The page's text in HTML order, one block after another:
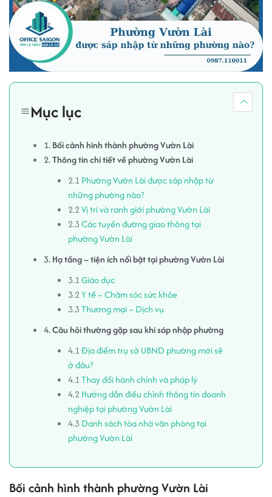
Mục lục
1.Bối cảnh hình thành phường Vườn Lài
2.Thông tin chi tiết về phường Vườn Lài
2.1Phường Vườn Lài được sáp nhập từ
những phường nào?
2.2Vị trí và ranh giới phường Vườn Lài
2.3Các tuyến đường giao thông tại
phường Vườn Lài
3.Hạ tầng – tiện ích nổi bật tại phường Vườn Lài
3.1Giáo dục
3.2Y tế – Chăm sóc sức khỏe
3.3Thương mại – Dịch vụ
4.Câu hỏi thường gặp sau khi sáp nhập phường
4.1Địa điểm trụ sở UBND phường mới sẽ
ở đâu?
4.1Thay đổi hành chính và pháp lý
4.2Hướng dẫn điều chỉnh thông tin doanh
nghiệp tại phường Vườn Lài
4.3Danh sách tòa nhà văn phòng tại
phường Vườn Lài
Bối cảnh hình thành phường Vườn Lài